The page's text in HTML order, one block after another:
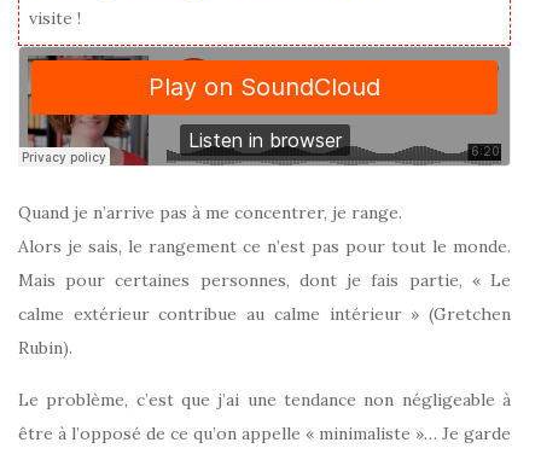
visite !
Quand je n’arrive pas à me concentrer, je range.
Alors je sais, le rangement ce n’est pas pour tout le monde.
Mais pour certaines personnes, dont je fais partie, « Le
calme extérieur contribue au calme intérieur » (Gretchen
Rubin).
Le problème, c’est que j’ai une tendance non négligeable à
être à l’opposé de ce qu’on appelle « minimaliste »… Je garde